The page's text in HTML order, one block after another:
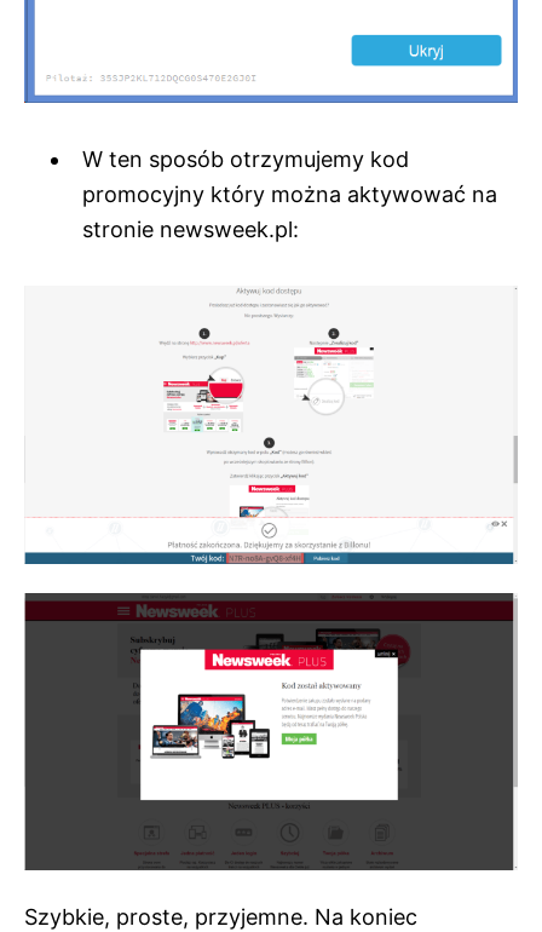
W ten sposób otrzymujemy kod
promocyjny który można aktywować na
stronie newsweek.pl:
Szybkie, proste, przyjemne. Na koniec